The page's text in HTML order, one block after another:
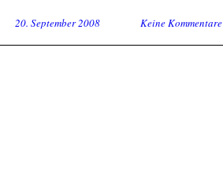
20. September 2008 Keine Kommentare